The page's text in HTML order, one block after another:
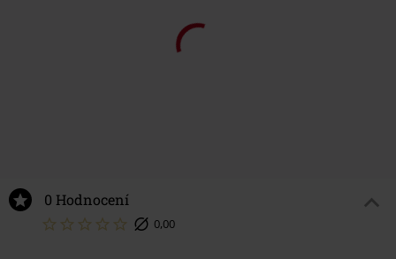
0 Hodnocení
0,00